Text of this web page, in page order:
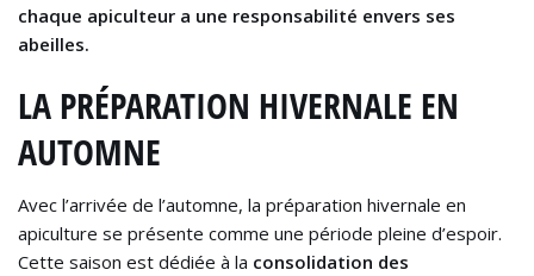
chaque apiculteur a une responsabilité envers ses
abeilles.
LA PRÉPARATION HIVERNALE EN
AUTOMNE
Avec l’arrivée de l’automne, la préparation hivernale en
apiculture se présente comme une période pleine d’espoir.
Cette saison est dédiée à la consolidation des